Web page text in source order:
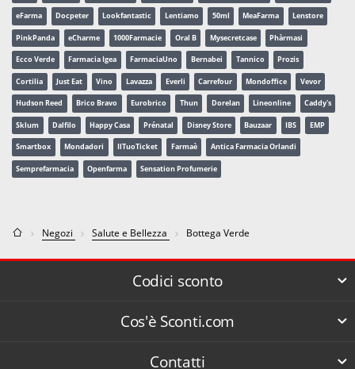
eFarma Docpeter Lookfantastic Lentiamo 50ml MeaFarma Lenstore
PinkPanda eCharme 1000Farmacie Oral B Mysecretcase Phàrmasi
Ecco Verde Farmacia Igea FarmaciaUno Bernabei Tannico Prozis
Cortilia Just Eat Vino Lavazza Everli Carrefour Mondoffice Vevor
Hudson Reed Brico Bravo Eurobrico Thun Dorelan Lineonline Caddy's
Sklum Dalfilo Happy Casa Prénatal Disney Store Bauzaar IBS EMP
Smartbox Mondadori IlTuoTicket Farmaè Antica Farmacia Orlandi
Semprefarmacia Openfarma Sensation Profumerie
Negozi Salute e Bellezza Bottega Verde
Codici sconto
Cos'è Sconti.com
Contatti